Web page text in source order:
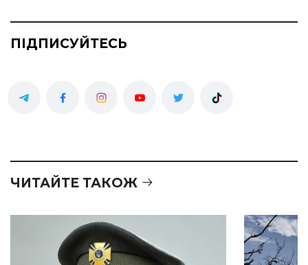
ПІДПИСУЙТЕСЬ
ЧИТАЙТЕ ТАКОЖ